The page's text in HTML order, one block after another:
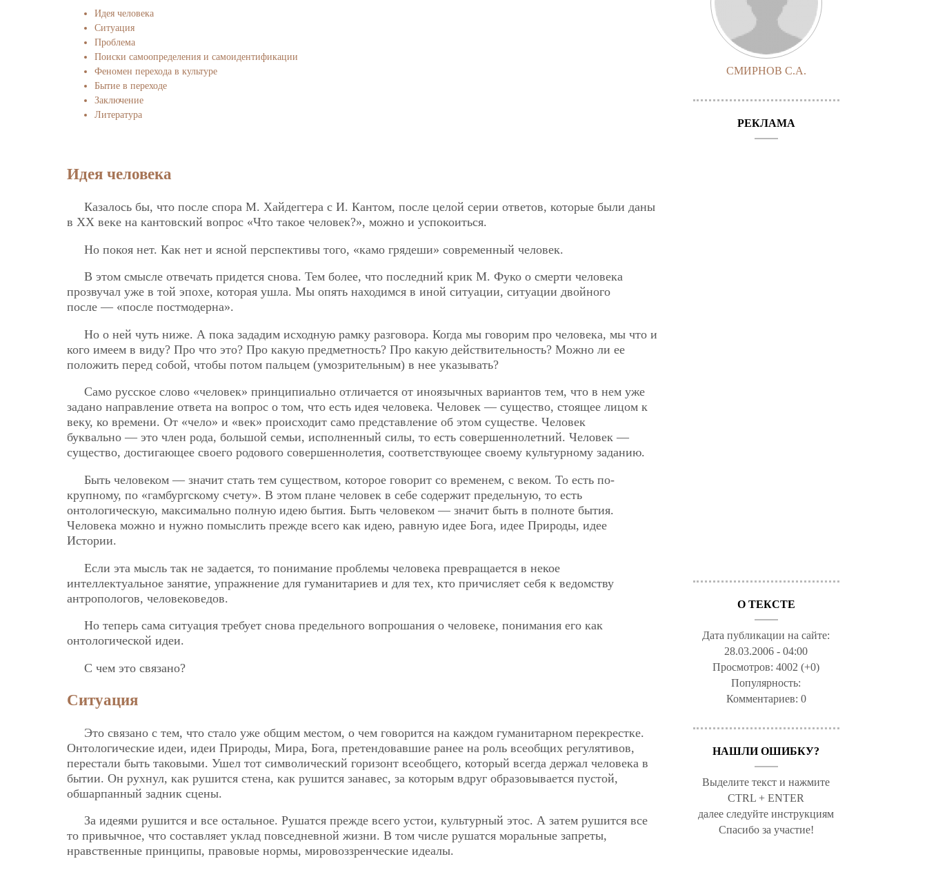
Идея человека
Ситуация
Проблема
Поиски самоопределения и самоидентификации
Феномен перехода в культуре
Бытие в переходе
Заключение
Литература
Идея человека
Казалось бы, что после спора М. Хайдеггера с И. Кантом, после целой серии ответов, которые были даны
в ХХ веке на кантовский вопрос «Что такое человек?», можно и успокоиться.
Но покоя нет. Как нет и ясной перспективы того, «камо грядеши» современный человек.
В этом смысле отвечать придется снова. Тем более, что последний крик М. Фуко о смерти человека
прозвучал уже в той эпохе, которая ушла. Мы опять находимся в иной ситуации, ситуации двойного
после — «после постмодерна».
Но о ней чуть ниже. А пока зададим исходную рамку разговора. Когда мы говорим про человека, мы что и
кого имеем в виду? Про что это? Про какую предметность? Про какую действительность? Можно ли ее
положить перед собой, чтобы потом пальцем (умозрительным) в нее указывать?
Само русское слово «человек» принципиально отличается от иноязычных вариантов тем, что в нем уже
задано направление ответа на вопрос о том, что есть идея человека. Человек — существо, стоящее лицом к
веку, ко времени. От «чело» и «век» происходит само представление об этом существе. Человек
буквально — это член рода, большой семьи, исполненный силы, то есть совершеннолетний. Человек —
существо, достигающее своего родового совершеннолетия, соответствующее своему культурному заданию.
Быть человеком — значит стать тем существом, которое говорит со временем, с веком. То есть по-
крупному, по «гамбургскому счету». В этом плане человек в себе содержит предельную, то есть
онтологическую, максимально полную идею бытия. Быть человеком — значит быть в полноте бытия.
Человека можно и нужно помыслить прежде всего как идею, равную идее Бога, идее Природы, идее
Истории.
Если эта мысль так не задается, то понимание проблемы человека превращается в некое
интеллектуальное занятие, упражнение для гуманитариев и для тех, кто причисляет себя к ведомству
антропологов, человековедов.
Но теперь сама ситуация требует снова предельного вопрошания о человеке, понимания его как
онтологической идеи.
С чем это связано?
Ситуация
Это связано с тем, что стало уже общим местом, о чем говорится на каждом гуманитарном перекрестке.
Онтологические идеи, идеи Природы, Мира, Бога, претендовавшие ранее на роль всеобщих регулятивов,
перестали быть таковыми. Ушел тот символический горизонт всеобщего, который всегда держал человека в
бытии. Он рухнул, как рушится стена, как рушится занавес, за которым вдруг образовывается пустой,
обшарпанный задник сцены.
За идеями рушится и все остальное. Рушатся прежде всего устои, культурный этос. А затем рушится все
то привычное, что составляет уклад повседневной жизни. В том числе рушатся моральные запреты,
нравственные принципы, правовые нормы, мировоззренческие идеалы.
СМИРНОВ С.А.
РЕКЛАМА
О ТЕКСТЕ
Дата публикации на сайте:
28.03.2006 - 04:00
Просмотров:4002 (+0)
Популярность:
Комментариев: 0
НАШЛИ ОШИБКУ?
Выделите текст и нажмите
CTRL + ENTER
далее следуйте инструкциям
Спасибо за участие!